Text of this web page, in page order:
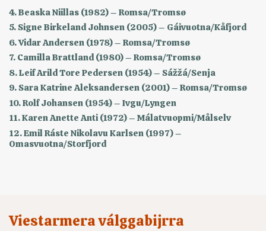
4. Beaska Niillas (1982) – Romsa/Tromsø
5. Signe Birkeland Johnsen (2005) – Gáivuotna/Kåfjord
6. Vidar Andersen (1978) – Romsa/Tromsø
7. Camilla Brattland (1980) – Romsa/Tromsø
8. Leif Arild Tore Pedersen (1954) – Sážžá/Senja
9. Sara Katrine Aleksandersen (2001) – Romsa/Tromsø
10. Rolf Johansen (1954) – Ivgu/Lyngen
11. Karen Anette Anti (1972) – Málatvuopmi/Målselv
12. Emil Ráste Nikolavu Karlsen (1997) –
Omasvuotna/Storfjord
Viestarmera válggabijrra